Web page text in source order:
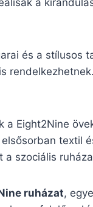
a
és a stílusos
a Eight2Nine
textil
szociális
ruházat,